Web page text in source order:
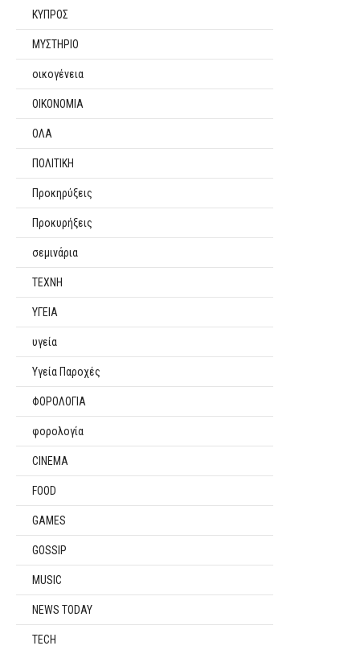
ΚΥΠΡΟΣ
ΜΥΣΤΗΡΙΟ
οικογένεια
ΟΙΚΟΝΟΜΙΑ
ΟΛΑ
ΠΟΛΙΤΙΚΗ
Προκηρύξεις
Προκυρήξεις
σεμινάρια
ΤΕΧΝΗ
ΥΓΕΙΑ
υγεία
Υγεία Παροχές
ΦΟΡΟΛΟΓΙΑ
φορολογία
CINEMA
FOOD
GAMES
GOSSIP
MUSIC
NEWS TODAY
TECH